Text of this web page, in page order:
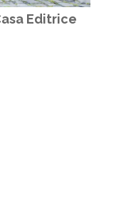
Editrice